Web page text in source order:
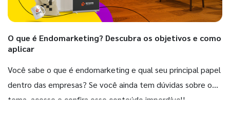
O que é Endomarketing? Descubra os objetivos e como
aplicar
Você sabe o que é endomarketing e qual seu principal papel
dentro das empresas? Se você ainda tem dúvidas sobre o
tema, acesse e confira esse conteúdo imperdível!